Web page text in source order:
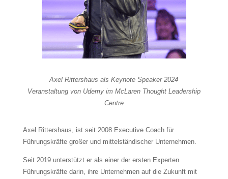
Axel Rittershaus als Keynote Speaker 2024
Veranstaltung von Udemy im McLaren Thought Leadership
Centre
Axel Rittershaus, ist seit 2008 Executive Coach für
Führungskräfte großer und mittelständischer Unternehmen.
Seit 2019 unterstützt er als einer der ersten Experten
Führungskräfte darin, ihre Unternehmen auf die Zukunft mit